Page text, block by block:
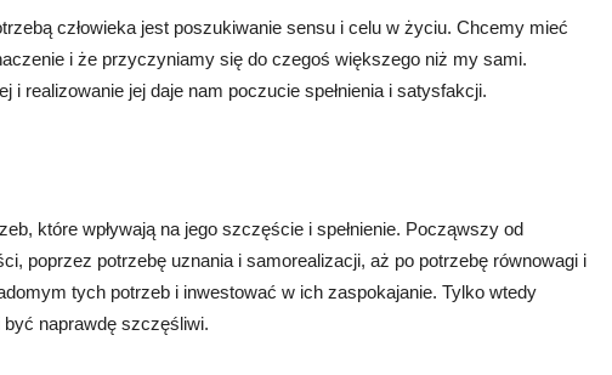
człowieka jest poszukiwanie sensu i celu w życiu. Chcemy mieć
i że przyczyniamy się do czegoś większego niż my sami.
i realizowanie jej daje nam poczucie spełnienia i satysfakcji.
które wpływają na jego szczęście i spełnienie. Począwszy od
poprzez potrzebę uznania i samorealizacji, aż po potrzebę równowagi i
tych potrzeb i inwestować w ich zaspokajanie. Tylko wtedy
być naprawdę szczęśliwi.